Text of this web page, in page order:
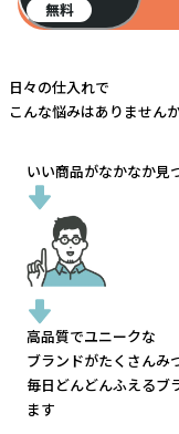
無料
日々の仕入れで
こんな悩みはありません
いい商品がなかなか見
高品質でユニークな
ブランドがたくさんみ
毎日どんどんふえるブ
ます